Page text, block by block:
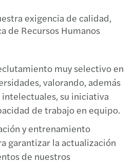
exigencia de calidad,
de Recursos Humanos
muy selectivo en
valorando, además
su iniciativa
de trabajo en equipo.
y entrenamiento
garantizar la actualización
de nuestros